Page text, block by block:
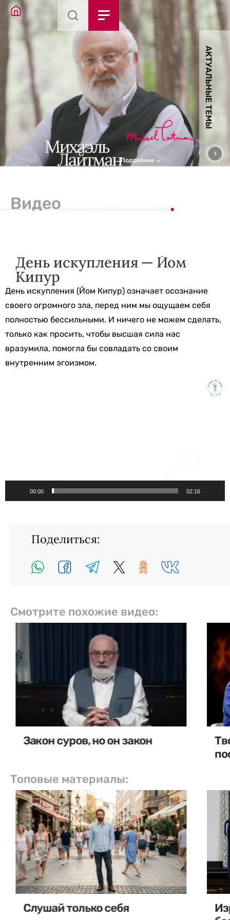
АКТУАЛЬНЫЕ ТЕМЫ
Подробнее
Видео
День искупления — Йом
Кипур
День искупления (Йом Кипур) означает осознание
своего огромного зла, перед ним мы ощущаем себя
полностью бессильными. И ничего не можем сделать,
только как просить, чтобы высшая сила нас
вразумила, помогла бы совладать со своим
внутренним эгоизмом.
00:00 02:16
Поделиться:
Смотрите похожие видео:
Закон суров, но он закон
Топовые материалы:
Слушай только себя